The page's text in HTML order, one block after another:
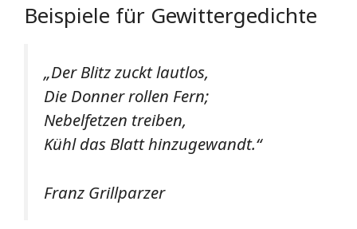
Beispiele für Gewittergedichte
„Der Blitz zuckt lautlos,
Die Donner rollen Fern;
Nebelfetzen treiben,
Kühl das Blatt hinzugewandt.“
Franz Grillparzer